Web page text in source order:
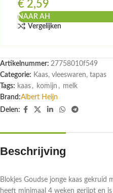
€ 2,59
NAAR AH
Vergelijken
Artikelnummer: 27758010f549
Categorie: Kaas, vleeswaren, tapas
Tags: kaas , komijn , melk
Brand:Albert Heijn
Delen:
Beschrijving
Blokjes Goudse jonge kaas gekruid
heeft minimaal 4 weken gerijpt en